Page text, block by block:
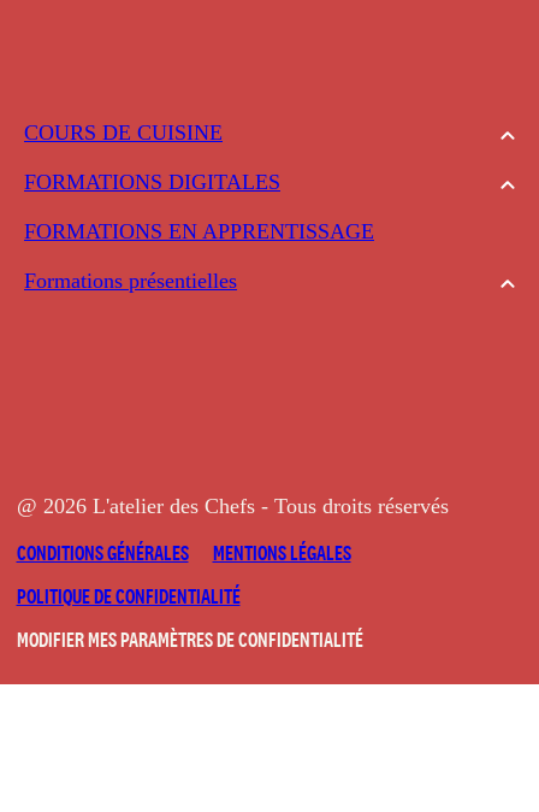
COURS DE CUISINE
FORMATIONS DIGITALES
FORMATIONS EN APPRENTISSAGE
Formations présentielles
@ 2026 L'atelier des Chefs - Tous droits réservés
CONDITIONS GÉNÉRALES
MENTIONS LÉGALES
POLITIQUE DE CONFIDENTIALITÉ
MODIFIER MES PARAMÈTRES DE CONFIDENTIALITÉ